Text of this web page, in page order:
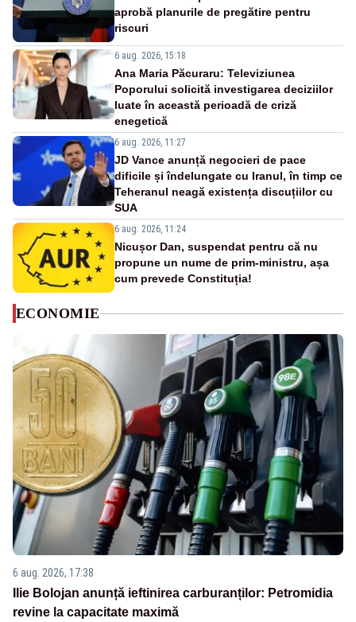
aprobă planurile de pregătire pentru
riscuri
6 aug. 2026, 15:18
Ana Maria Păcuraru: Televiziunea
Poporului solicită investigarea deciziilor
luate în această perioadă de criză
enegetică
6 aug. 2026, 11:27
JD Vance anunță negocieri de pace
dificile și îndelungate cu Iranul, în timp ce
Teheranul neagă existența discuțiilor cu
SUA
6 aug. 2026, 11:24
Nicușor Dan, suspendat pentru că nu
propune un nume de prim-ministru, așa
cum prevede Constituția!
ECONOMIE
6 aug. 2026, 17:38
Ilie Bolojan anunță ieftinirea carburanților: Petromidia
revine la capacitate maximă